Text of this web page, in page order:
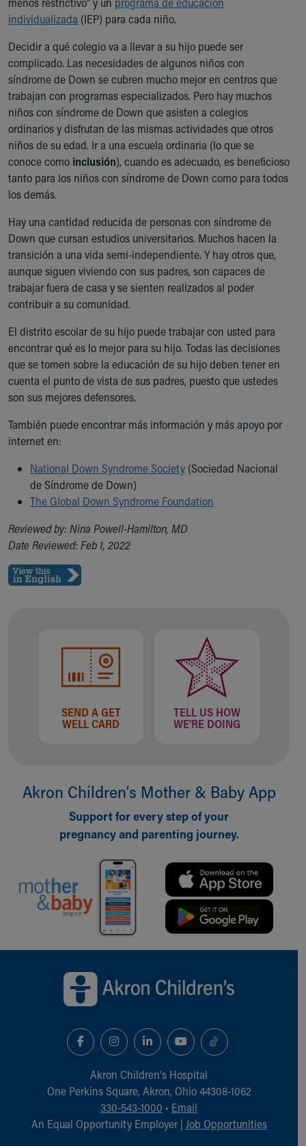
individualizada (IEP) para cada niño.
Decidir a qué colegio va a llevar a su hijo puede ser
complicado. Las necesidades de algunos niños con
síndrome de Down se cubren mucho mejor en centros que
trabajan con programas especializados. Pero hay muchos
niños con síndrome de Down que asisten a colegios
ordinarios y disfrutan de las mismas actividades que otros
niños de su edad. Ir a una escuela ordinaria (lo que se
conoce como inclusión), cuando es adecuado, es beneficioso
tanto para los niños con síndrome de Down como para todos
los demás.
Hay una cantidad reducida de personas con síndrome de
Down que cursan estudios universitarios. Muchos hacen la
transición a una vida semi-independiente. Y hay otros que,
aunque siguen viviendo con sus padres, son capaces de
trabajar fuera de casa y se sienten realizados al poder
contribuir a su comunidad.
El distrito escolar de su hijo puede trabajar con usted para
encontrar qué es lo mejor para su hijo. Todas las decisiones
que se tomen sobre la educación de su hijo deben tener en
cuenta el punto de vista de sus padres, puesto que ustedes
son sus mejores defensores.
También puede encontrar más información y más apoyo por
internet en:
National Down Syndrome Society (Sociedad Nacional
de Síndrome de Down)
The Global Down Syndrome Foundation
Reviewed by: Nina Powell-Hamilton, MD
Date Reviewed: Feb 1, 2022
SEND A GET
WELL CARD
TELL US HOW
WE'RE DOING
Akron Children‘s Mother & Baby App
Support for every step of your
pregnancy and parenting journey.
Akron Children‘s Hospital
One Perkins Square, Akron, Ohio 44308-1062
330-543-1000 • Email
An Equal Opportunity Employer | Job Opportunities